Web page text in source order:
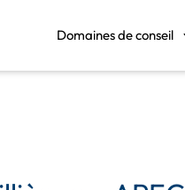
Domaines de conseil